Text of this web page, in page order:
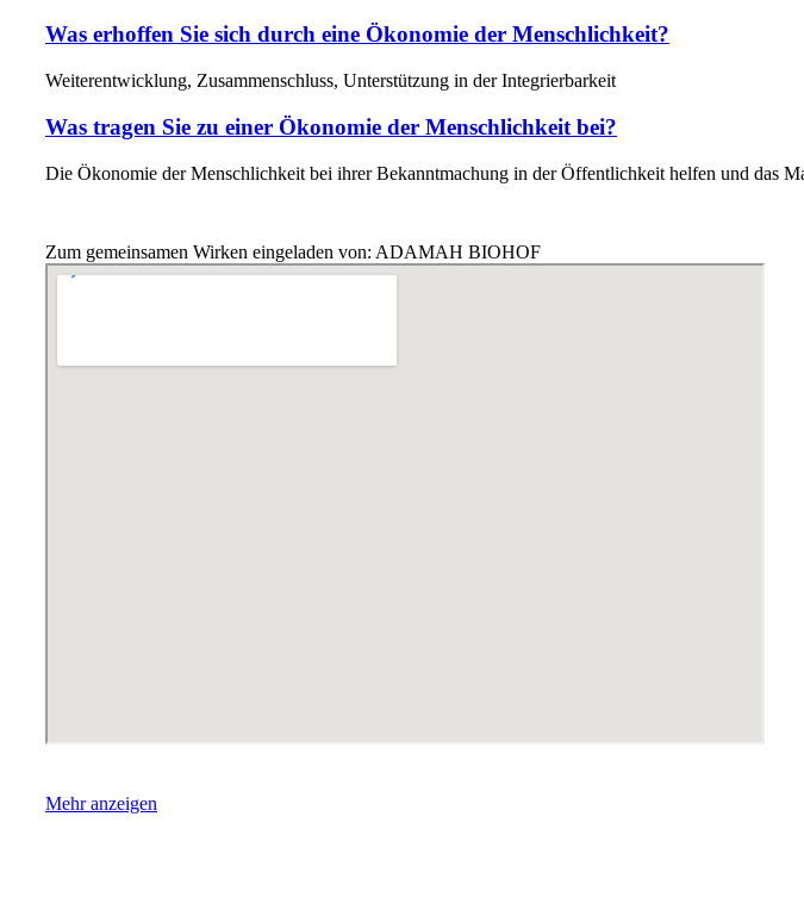
Was erhoffen Sie sich durch eine Ökonomie der Menschlichkeit?
Weiterentwicklung, Zusammenschluss, Unterstützung in der Integrierbarkeit
Was tragen Sie zu einer Ökonomie der Menschlichkeit bei?
Die Ökonomie der Menschlichkeit bei ihrer Bekanntmachung in der Öffentlichkeit helfen und das
Zum gemeinsamen Wirken eingeladen von: ADAMAH BIOHOF
Mehr anzeigen